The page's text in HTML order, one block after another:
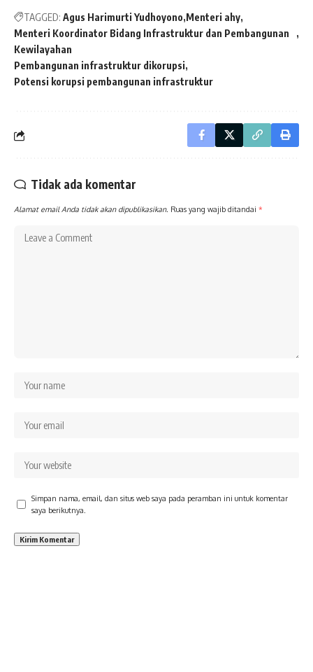
TAGGED: Agus Harimurti Yudhoyono Menteri ahy
Menteri Koordinator Bidang Infrastruktur dan Pembangunan
Kewilayahan
Pembangunan infrastruktur dikorupsi
Potensi korupsi pembangunan infrastruktur
Tidak ada komentar
Alamat email Anda tidak akan dipublikasikan. Ruas yang wajib ditandai *
Simpan nama, email, dan situs web saya pada peramban ini untuk komentar
saya berikutnya.